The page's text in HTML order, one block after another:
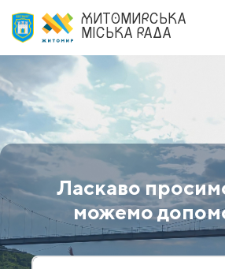
ЖИТОМИРСЬКА
МІСЬКА РАДА
Ласкаво
можемо
Previous